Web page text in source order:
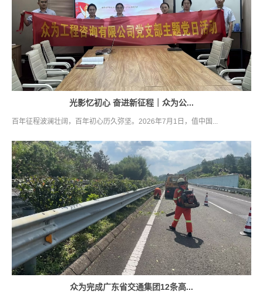
光影忆初心 奋进新征程｜众为公...
百年征程波澜壮阔，百年初心历久弥坚。2026年7月1日，值中国...
众为完成广东省交通集团12条高...